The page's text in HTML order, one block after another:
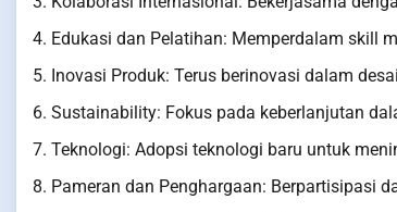
4. Edukasi dan Pelatihan: Memperdalam skill
5. Inovasi Produk: Terus berinovasi dalam
6. Sustainability: Fokus pada keberlanjutan
7. Teknologi: Adopsi teknologi baru untuk
8. Pameran dan Penghargaan: Berpartisipasi